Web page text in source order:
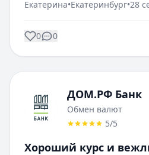
Екатерина•Екатеринбург•28
0 0
ДОМ.РФ Банк
Обмен валют
5/5
Хороший курс и